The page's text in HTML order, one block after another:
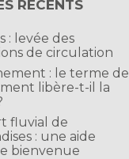
RÉCENTS
: levée des
de circulation
: le terme de
libère-t-il la
fluvial de
: une aide
bienvenue